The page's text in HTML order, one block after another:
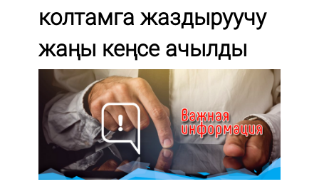
колтамга жаздыруучу
жаңы кеңсе ачылды